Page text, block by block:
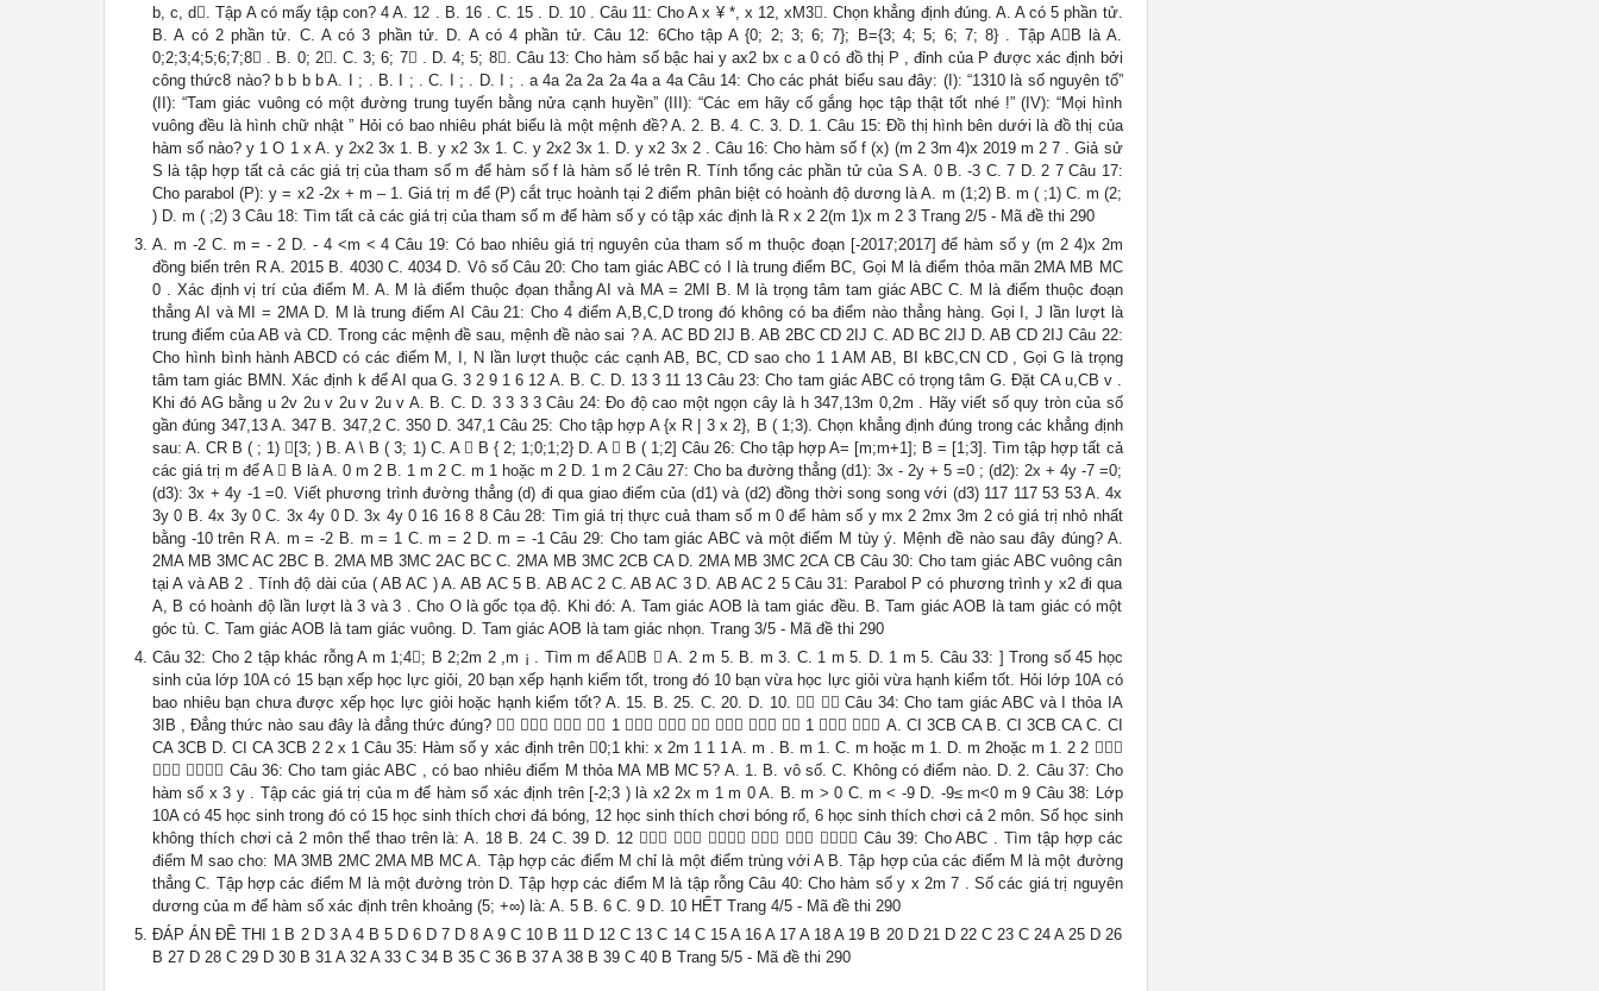
b, c, d. Tập A có mấy tập con? 4 A. 12 . B. 16 . C. 15 . D. 10 . Câu 11: Cho A x ¥ *, x 12, xM3. Chọn khẳng định đúng. A. A có 5 phần tử.
B. A có 2 phần tử. C. A có 3 phần tử. D. A có 4 phần tử. Câu 12: 6Cho tập A {0; 2; 3; 6; 7}; B={3; 4; 5; 6; 7; 8} . Tập AB là A.
0;2;3;4;5;6;7;8 . B. 0; 2. C. 3; 6; 7 . D. 4; 5; 8. Câu 13: Cho hàm số bậc hai y ax2 bx c a 0 có đồ thị P , đỉnh của P được xác định bởi
công thức8 nào? b b b b A. I ; . B. I ; . C. I ; . D. I ; . a 4a 2a 2a 2a 4a a 4a Câu 14: Cho các phát biểu sau đây: (I): “1310 là số nguyên tố”
(II): “Tam giác vuông có một đường trung tuyến bằng nửa cạnh huyền” (III): “Các em hãy cố gắng học tập thật tốt nhé !” (IV): “Mọi hình
vuông đều là hình chữ nhật ” Hỏi có bao nhiêu phát biểu là một mệnh đề? A. 2. B. 4. C. 3. D. 1. Câu 15: Đồ thị hình bên dưới là đồ thị của
hàm số nào? y 1 O 1 x A. y 2x2 3x 1. B. y x2 3x 1. C. y 2x2 3x 1. D. y x2 3x 2 . Câu 16: Cho hàm số f (x) (m 2 3m 4)x 2019 m 2 7 . Giả sử
S là tập hợp tất cả các giá trị của tham số m để hàm số f là hàm số lẻ trên R. Tính tổng các phần tử của S A. 0 B. -3 C. 7 D. 2 7 Câu 17:
Cho parabol (P): y = x2 -2x + m – 1. Giá trị m để (P) cắt trục hoành tại 2 điểm phân biệt có hoành độ dương là A. m (1;2) B. m ( ;1) C. m (2;
) D. m ( ;2) 3 Câu 18: Tìm tất cả các giá trị của tham số m để hàm số y có tập xác định là R x 2 2(m 1)x m 2 3 Trang 2/5 - Mã đề thi 290
A. m -2 C. m = - 2 D. - 4 <m < 4 Câu 19: Có bao nhiêu giá trị nguyên của tham số m thuộc đoạn [-2017;2017] để hàm số y (m 2 4)x 2m
đồng biến trên R A. 2015 B. 4030 C. 4034 D. Vô số Câu 20: Cho tam giác ABC có I là trung điểm BC, Gọi M là điểm thỏa mãn 2MA MB MC
0 . Xác định vị trí của điểm M. A. M là điểm thuộc đọan thẳng AI và MA = 2MI B. M là trọng tâm tam giác ABC C. M là điểm thuộc đoạn
thẳng AI và MI = 2MA D. M là trung điểm AI Câu 21: Cho 4 điểm A,B,C,D trong đó không có ba điểm nào thẳng hàng. Gọi I, J lần lượt là
trung điểm của AB và CD. Trong các mệnh đề sau, mệnh đề nào sai ? A. AC BD 2IJ B. AB 2BC CD 2IJ C. AD BC 2IJ D. AB CD 2IJ Câu 22:
Cho hình bình hành ABCD có các điểm M, I, N lần lượt thuộc các cạnh AB, BC, CD sao cho 1 1 AM AB, BI kBC,CN CD , Gọi G là trọng
tâm tam giác BMN. Xác định k để AI qua G. 3 2 9 1 6 12 A. B. C. D. 13 3 11 13 Câu 23: Cho tam giác ABC có trọng tâm G. Đặt CA u,CB v .
Khi đó AG bằng u 2v 2u v 2u v 2u v A. B. C. D. 3 3 3 3 Câu 24: Đo độ cao một ngọn cây là h 347,13m 0,2m . Hãy viết số quy tròn của số
gần đúng 347,13 A. 347 B. 347,2 C. 350 D. 347,1 Câu 25: Cho tập hợp A {x R | 3 x 2}, B ( 1;3). Chọn khẳng định đúng trong các khẳng định
sau: A. CR B ( ; 1) [3; ) B. A \ B ( 3; 1) C. A  B { 2; 1;0;1;2} D. A  B ( 1;2] Câu 26: Cho tập hợp A= [m;m+1]; B = [1;3]. Tìm tập hợp tất cả
các giá trị m để A  B là A. 0 m 2 B. 1 m 2 C. m 1 hoặc m 2 D. 1 m 2 Câu 27: Cho ba đường thẳng (d1): 3x - 2y + 5 =0 ; (d2): 2x + 4y -7 =0;
(d3): 3x + 4y -1 =0. Viết phương trình đường thẳng (d) đi qua giao điểm của (d1) và (d2) đồng thời song song với (d3) 117 117 53 53 A. 4x
3y 0 B. 4x 3y 0 C. 3x 4y 0 D. 3x 4y 0 16 16 8 8 Câu 28: Tìm giá trị thực cuả tham số m 0 để hàm số y mx 2 2mx 3m 2 có giá trị nhỏ nhất
bằng -10 trên R A. m = -2 B. m = 1 C. m = 2 D. m = -1 Câu 29: Cho tam giác ABC và một điểm M tùy ý. Mệnh đề nào sau đây đúng? A.
2MA MB 3MC AC 2BC B. 2MA MB 3MC 2AC BC C. 2MA MB 3MC 2CB CA D. 2MA MB 3MC 2CA CB Câu 30: Cho tam giác ABC vuông cân
tại A và AB 2 . Tính độ dài của ( AB AC ) A. AB AC 5 B. AB AC 2 C. AB AC 3 D. AB AC 2 5 Câu 31: Parabol P có phương trình y x2 đi qua
A, B có hoành độ lần lượt là 3 và 3 . Cho O là gốc tọa độ. Khi đó: A. Tam giác AOB là tam giác đều. B. Tam giác AOB là tam giác có một
góc tù. C. Tam giác AOB là tam giác vuông. D. Tam giác AOB là tam giác nhọn. Trang 3/5 - Mã đề thi 290
Câu 32: Cho 2 tập khác rỗng A m 1;4; B 2;2m 2 ,m ¡ . Tìm m để AB  A. 2 m 5. B. m 3. C. 1 m 5. D. 1 m 5. Câu 33: ] Trong số 45 học
sinh của lớp 10A có 15 bạn xếp học lực giỏi, 20 bạn xếp hạnh kiểm tốt, trong đó 10 bạn vừa học lực giỏi vừa hạnh kiểm tốt. Hỏi lớp 10A có
bao nhiêu bạn chưa được xếp học lực giỏi hoặc hạnh kiểm tốt? A. 15. B. 25. C. 20. D. 10.   Câu 34: Cho tam giác ABC và I thỏa IA
3IB , Đẳng thức nào sau đây là đẳng thức đúng?     1       1   A. CI 3CB CA B. CI 3CB CA C. CI
CA 3CB D. CI CA 3CB 2 2 x 1 Câu 35: Hàm số y xác định trên 0;1 khi: x 2m 1 1 1 A. m . B. m 1. C. m hoặc m 1. D. m 2hoặc m 1. 2 2 
  Câu 36: Cho tam giác ABC , có bao nhiêu điểm M thỏa MA MB MC 5? A. 1. B. vô số. C. Không có điểm nào. D. 2. Câu 37: Cho
hàm số x 3 y . Tập các giá trị của m để hàm số xác định trên [-2;3 ) là x2 2x m 1 m 0 A. B. m > 0 C. m < -9 D. -9≤ m<0 m 9 Câu 38: Lớp
10A có 45 học sinh trong đó có 15 học sinh thích chơi đá bóng, 12 học sinh thích chơi bóng rổ, 6 học sinh thích chơi cả 2 môn. Số học sinh
không thích chơi cả 2 môn thể thao trên là: A. 18 B. 24 C. 39 D. 12       Câu 39: Cho ABC . Tìm tập hợp các
điểm M sao cho: MA 3MB 2MC 2MA MB MC A. Tập hợp các điểm M chỉ là một điểm trùng với A B. Tập hợp của các điểm M là một đường
thẳng C. Tập hợp các điểm M là một đường tròn D. Tập hợp các điểm M là tập rỗng Câu 40: Cho hàm số y x 2m 7 . Số các giá trị nguyên
dương của m để hàm số xác định trên khoảng (5; +∞) là: A. 5 B. 6 C. 9 D. 10 HẾT Trang 4/5 - Mã đề thi 290
ĐÁP ÁN ĐỀ THI 1 B 2 D 3 A 4 B 5 D 6 D 7 D 8 A 9 C 10 B 11 D 12 C 13 C 14 C 15 A 16 A 17 A 18 A 19 B 20 D 21 D 22 C 23 C 24 A 25 D 26
B 27 D 28 C 29 D 30 B 31 A 32 A 33 C 34 B 35 C 36 B 37 A 38 B 39 C 40 B Trang 5/5 - Mã đề thi 290